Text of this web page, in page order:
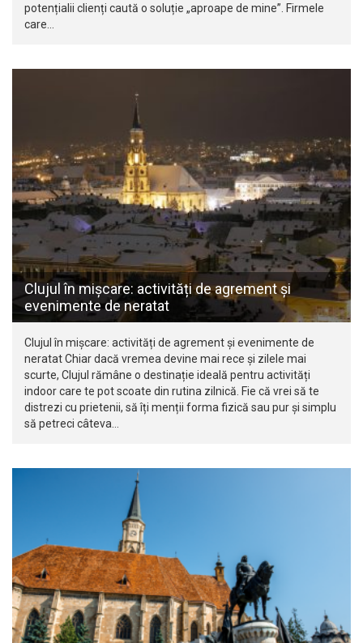
potențialii clienți caută o soluție „aproape de mine”. Firmele
care…
Clujul în mișcare: activități de agrement și
evenimente de neratat
Clujul în mișcare: activități de agrement și evenimente de
neratat Chiar dacă vremea devine mai rece și zilele mai
scurte, Clujul rămâne o destinație ideală pentru activități
indoor care te pot scoate din rutina zilnică. Fie că vrei să te
distrezi cu prietenii, să îți menții forma fizică sau pur și simplu
să petreci câteva…